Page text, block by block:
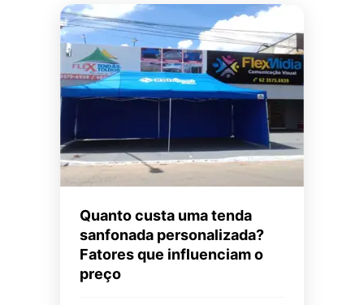
Quanto custa uma tenda
sanfonada personalizada?
Fatores que influenciam o
preço